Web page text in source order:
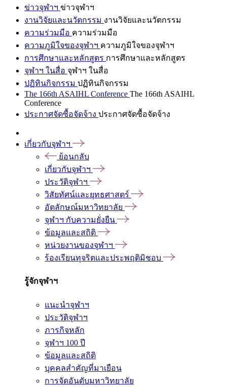
ข่าวจุฬาฯ ข่าวจุฬาฯ
งานวิจัยและนวัตกรรม งานวิจัยและนวัตกรรม
ความร่วมมือ ความร่วมมือ
ความภูมิใจของจุฬาฯ ความภูมิใจของจุฬาฯ
การศึกษาและหลักสูตร การศึกษาและหลักสูตร
จุฬาฯ ในสื่อ จุฬาฯ ในสื่อ
ปฏิทินกิจกรรม ปฏิทินกิจกรรม
The 166th ASAIHL Conference The 166th ASAIHL
Conference
ประกาศจัดซื้อจัดจ้าง ประกาศจัดซื้อจัดจ้าง
เกี่ยวกับจุฬาฯ
ย้อนกลับ
เกี่ยวกับจุฬาฯ
ประวัติจุฬาฯ
วิสัยทัศน์และยุทธศาสตร์
อัตลักษณ์มหาวิทยาลัย
จุฬาฯ กับความยั่งยืน
ข้อมูลและสถิติ
หน่วยงานของจุฬาฯ
ร้องเรียนทุจริตและประพฤติมิชอบ
รู้จักจุฬาฯ
แนะนำจุฬาฯ
ประวัติจุฬาฯ
ภารกิจหลัก
จุฬาฯ 100 ปี
ข้อมูลและสถิติ
บุคคลสำคัญที่มาเยือน
การจัดอันดับมหาวิทยาลัย